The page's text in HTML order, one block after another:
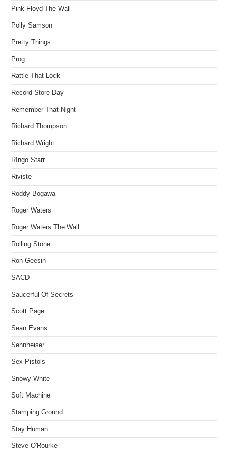
Pink Floyd The Wall
Polly Samson
Pretty Things
Prog
Rattle That Lock
Record Store Day
Remember That Night
Richard Thompson
Richard Wright
RIngo Starr
Riviste
Roddy Bogawa
Roger Waters
Roger Waters The Wall
Rolling Stone
Ron Geesin
SACD
Saucerful Of Secrets
Scott Page
Sean Evans
Sennheiser
Sex Pistols
Snowy White
Soft Machine
Stamping Ground
Stay Human
Steve O'Rourke